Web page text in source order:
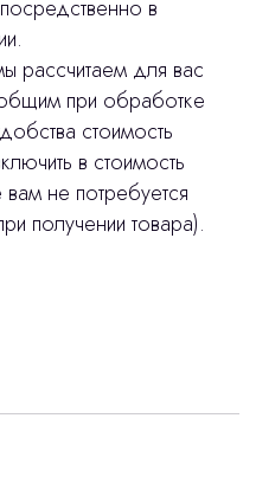
в
рассчитаем для вас
при обработке
стоимость
в стоимость
не потребуется
получении товара).
лизинг?